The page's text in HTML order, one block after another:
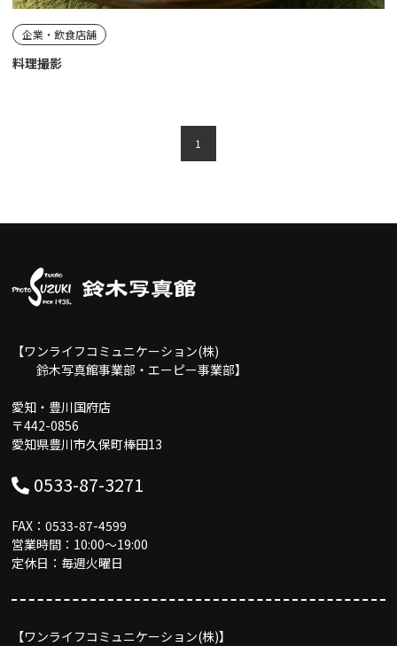
企業・飲食店舗
料理撮影
1
【ワンライフコミュニケーション(株)
鈴木写真館事業部・エーピー事業部】
愛知・豊川国府店
〒442-0856
愛知県豊川市久保町棒田13
0533-87-3271
FAX：0533-87-4599
営業時間：10:00〜19:00
定休日：毎週火曜日
【ワンライフコミュニケーション(株)】